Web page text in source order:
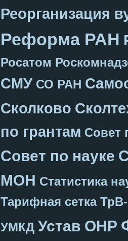
Реорганизация
Реформа РАН
Росатом
СМУ СО РАН
Сколково
по грантам Совет
Совет по науке
МОН Статистика
Тарифная сетка
УМКД Устав ОНР